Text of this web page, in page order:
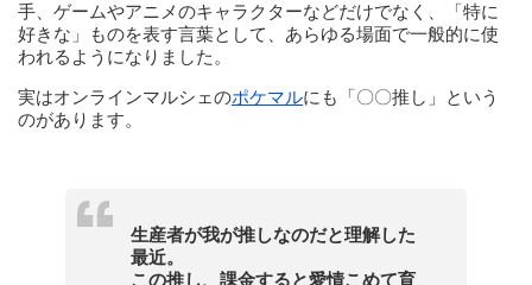
手、ゲームやアニメのキャラクターなどだけでなく、「特に
好きな」ものを表す言葉として、あらゆる場面で一般的に使
われるようになりました。
実はオンラインマルシェのポケマルにも「〇〇推し」という
のがあります。
生産者が我が推しなのだと理解した
最近。
この推し、課金すると愛情こめて育